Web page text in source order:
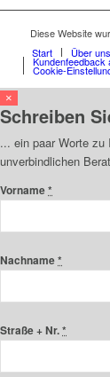
Diese Website
Start
Über uns
Kundenfeedback
Cookie-
×
Schreiben
... ein paar Worte
unverbindlichen
Vorname*
Nachname*
Straße + Nr.*